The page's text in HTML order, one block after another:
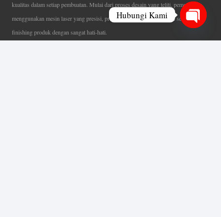
kualitas dalam setiap pembuatan. Mulai dari proses desain yang teliti, pemotongan
menggunakan mesin laser yang presisi, proses produksi yang terampil serta
finishing produk dengan sangat hati-hati.
Hubungi Kami